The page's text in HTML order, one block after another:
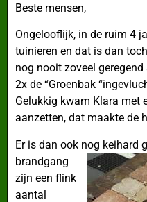
Beste mensen,
Ongelooflijk, in de ruim 4
tuinieren en dat is dan
nog nooit zoveel
2x de “Groenbak
Gelukkig kwam Klara met
aanzetten, dat maakte de
Er is dan ook nog keihard
brandgang
zijn een flink
aantal